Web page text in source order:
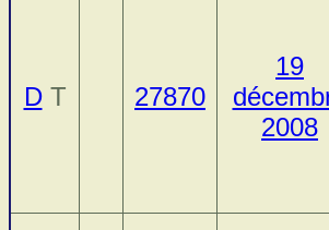
DT 27870
19
2008